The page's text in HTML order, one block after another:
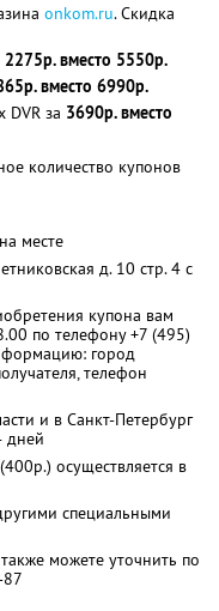
onkom.ru. Скидка
2275р. вместо 5550р.
вместо 6990р.
DVR за 3690р. вместо
количество купонов
месте
д. 10 стр. 4 с
купона вам
по телефону +7 (495)
город
телефон
и в Санкт-Петербург
дней
осуществляется в
специальными
можете уточнить по